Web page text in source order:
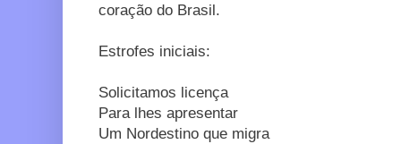
coração do Brasil.
Estrofes iniciais:
Solicitamos licença
Para lhes apresentar
Um Nordestino que migra